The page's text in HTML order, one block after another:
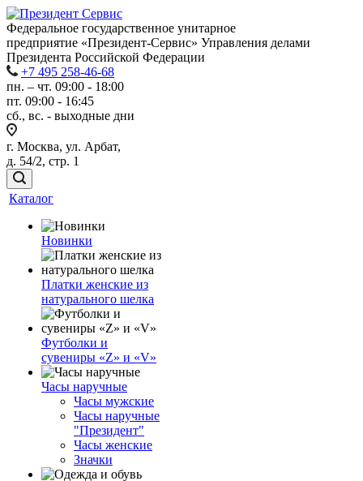
Федеральное государственное унитарное
предприятие «Президент-Сервис» Управления делами
Президента Российской Федерации
+7 495 258-46-68
пн. – чт. 09:00 - 18:00
пт. 09:00 - 16:45
сб., вс. - выходные дни
г. Москва, ул. Арбат,
д. 54/2, стр. 1
Каталог
Новинки
Платки женские из
натурального шелка
Футболки и
сувениры «Z» и «V»
Часы наручные
Часы мужские
Часы наручные
"Президент"
Часы женские
Значки